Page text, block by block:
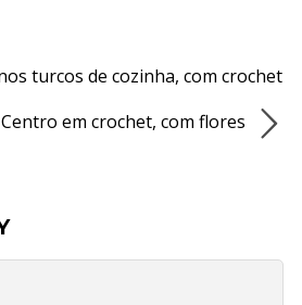
turcos de cozinha, com crochet
Centro em crochet, com flores